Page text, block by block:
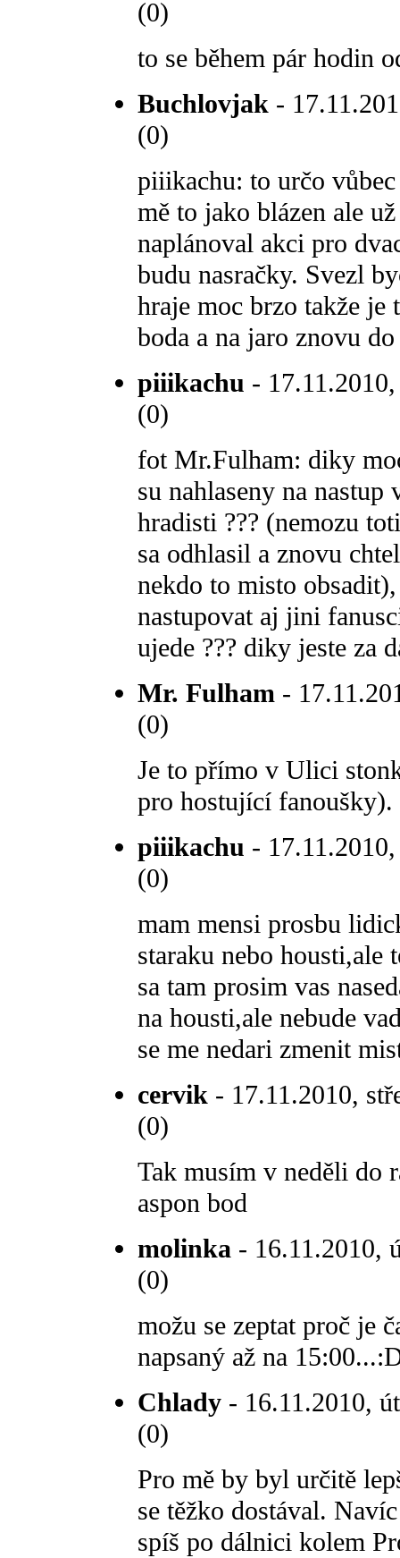
(0)
to se během pár hodin
Buchlovjak -
(0)
piiikachu: to určo
mě to jako blázen ale
naplánoval akci pro
budu nasračky. Svezl
hraje moc brzo takže je
boda a na jaro znovu
piiikachu -
(0)
fot Mr.Fulham: diky
su nahlaseny na nastup
hradisti ??? (nemozu
sa odhlasil a znovu
nekdo to misto
nastupovat aj jini
ujede ??? diky jeste za
Mr. Fulham -
(0)
Je to přímo v Ulici
pro hostující fanoušky).
piiikachu -
(0)
mam mensi prosbu
staraku nebo housti,ale
sa tam prosim vas
na housti,ale nebude
se me nedari zmenit
cervik - 17.11.2010,
(0)
Tak musím v neděli do
aspon bod
molinka - 16.11.2010,
(0)
možu se zeptat proč je
napsaný až na
Chlady - 16.11.2010,
(0)
Pro mě by byl určitě
se těžko dostával.
spíš po dálnici kolem